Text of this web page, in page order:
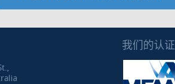
我们的认证